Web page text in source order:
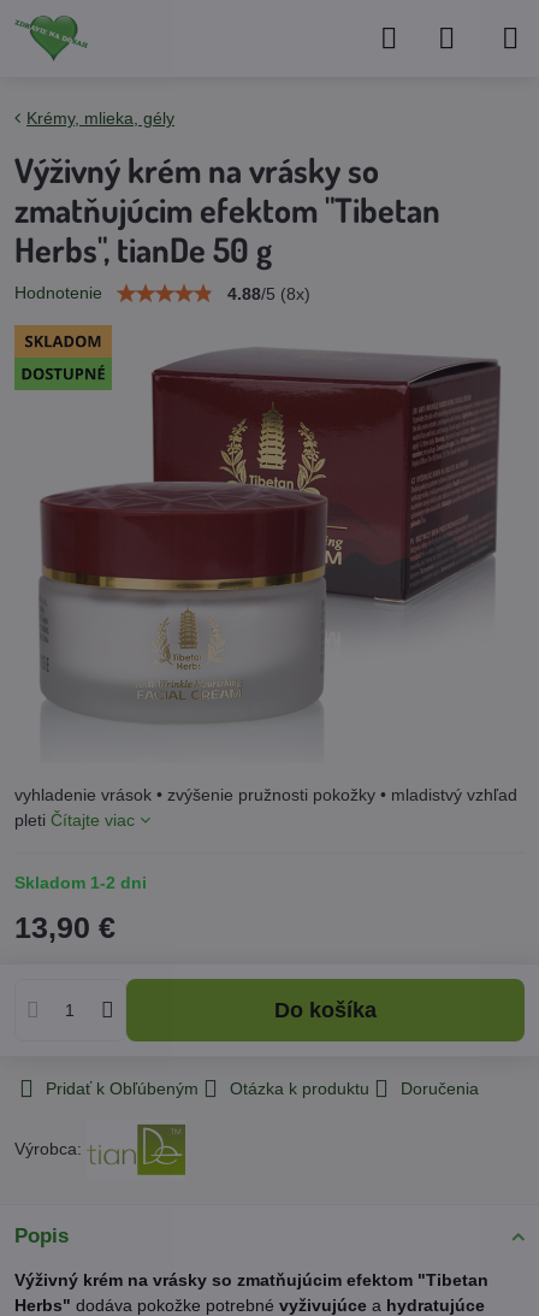
Krémy, mlieka, gély
Výživný krém na vrásky so
zmatňujúcim efektom "Tibetan
Herbs", tianDe 50 g
Hodnotenie 4.88/5 (8x)
vyhladenie vrások • zvýšenie pružnosti pokožky • mladistvý vzhľad
pleti Čítajte viac
Skladom 1-2 dni
13,90 €
Do košíka
Pridať k Obľúbeným Otázka k produktu Doručenia
Výrobca:
Popis
Výživný krém na vrásky so zmatňujúcim efektom "Tibetan
Herbs" dodáva pokožke potrebné vyživujúce a hydratujúce